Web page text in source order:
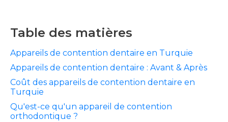
Table des matières
Appareils de contention dentaire en Turquie
Appareils de contention dentaire : Avant & Après
Coût des appareils de contention dentaire en
Turquie
Qu'est-ce qu'un appareil de contention
orthodontique ?